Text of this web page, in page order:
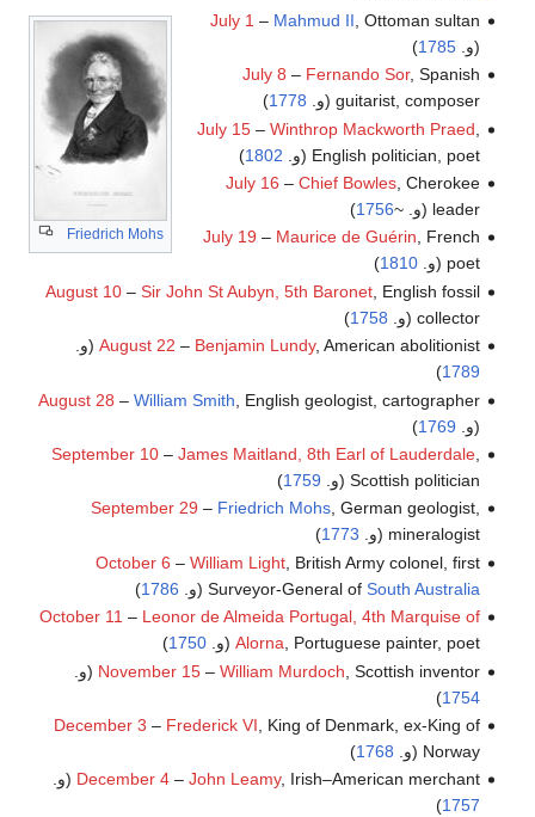
Friedrich Mohs
July 1 – Mahmud II , Ottoman sultan
(و.1785
)
July 8 – Fernando Sor, Spanish
guitarist, composer (و.
1778
)
July 15– Winthrop Mackworth Praed
English politician, poet (و.
1802
)
July 16 – Chief Bowles, Cherokee
leader (و. ~
1756
)
July 19 – Maurice de Guérin, French
poet (و.
1810
)
August 10– Sir John St Aubyn, 5th Baronet, English fossil
collector (و.
1758
)
August 22 – Benjamin Lundy, American abolitionist (و.
1789
)
August 28 – William Smith , English geologist, cartographer
(و. 1769
)
September 10– James Maitland, 8th Earl of Lauderdale,
Scottish politician (و.
1759
)
September 29 – Friedrich Mohs, German geologist,
mineralogist (و.
1773
)
October 6 – William Light, British Army colonel, first
Surveyor-General of South Australia (و. 1786
)
October 11 – Leonor de Almeida Portugal, 4th Marquise of
Alorna , Portuguese painter, poet (و. 1750
)
November 15– William Murdoch , Scottish inventor (و.
1754
)
December 3 – Frederick VI , King of Denmark, ex-King of
Norway (و.
1768
)
December 4– John Leamy, Irish–American merchant (و.
1757
)